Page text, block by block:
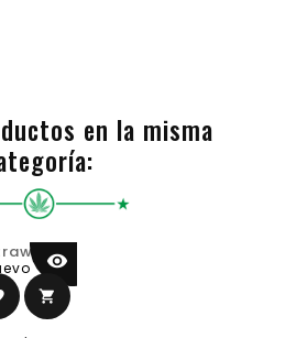
en la misma
shopping_cart
visibility